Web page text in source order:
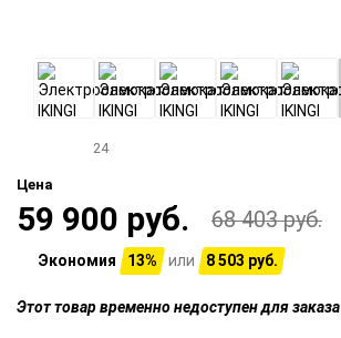
24
Цена
59 900 руб. 68 403 руб.
Экономия 13% или 8 503 руб.
Этот товар временно недоступен для заказа